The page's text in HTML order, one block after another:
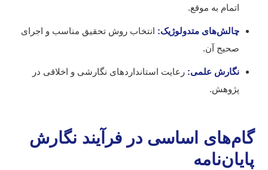
اتمام به موقع.
چالش‌های متدولوژیک:انتخاب روش تحقیق مناسب و اجرای
صحیح آن.
نگارش علمی:رعایت استانداردهای نگارشی و اخلاقی در
پژوهش.
اساسی در فرآیند نگارش